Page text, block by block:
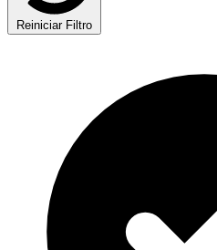
Reiniciar Filtro